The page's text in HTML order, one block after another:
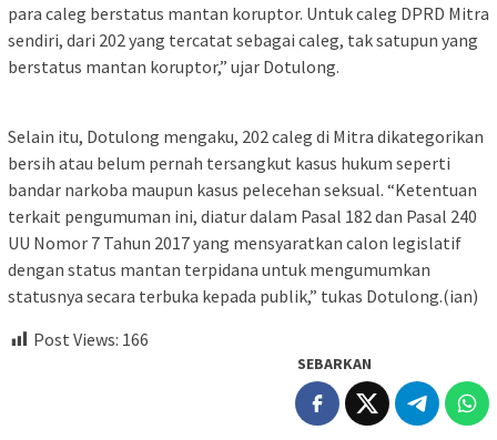
para caleg berstatus mantan koruptor. Untuk caleg DPRD Mitra
sendiri, dari 202 yang tercatat sebagai caleg, tak satupun yang
berstatus mantan koruptor,” ujar Dotulong.
Selain itu, Dotulong mengaku, 202 caleg di Mitra dikategorikan
bersih atau belum pernah tersangkut kasus hukum seperti
bandar narkoba maupun kasus pelecehan seksual. “Ketentuan
terkait pengumuman ini, diatur dalam Pasal 182 dan Pasal 240
UU Nomor 7 Tahun 2017 yang mensyaratkan calon legislatif
dengan status mantan terpidana untuk mengumumkan
statusnya secara terbuka kepada publik,” tukas Dotulong.(ian)
Post Views: 166
SEBARKAN